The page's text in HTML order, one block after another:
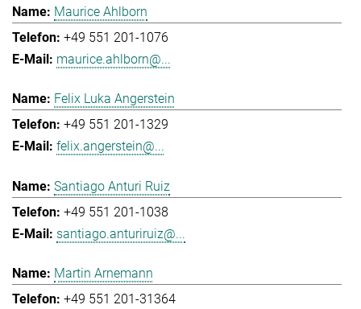
Maurice Ahlborn
+49 551 201-1076
maurice.ahlborn@...
Felix Luka Angerstein
+49 551 201-1329
felix.angerstein@...
Santiago Anturi Ruiz
+49 551 201-1038
santiago.anturiruiz@...
Martin Arnemann
+49 551 201-31364